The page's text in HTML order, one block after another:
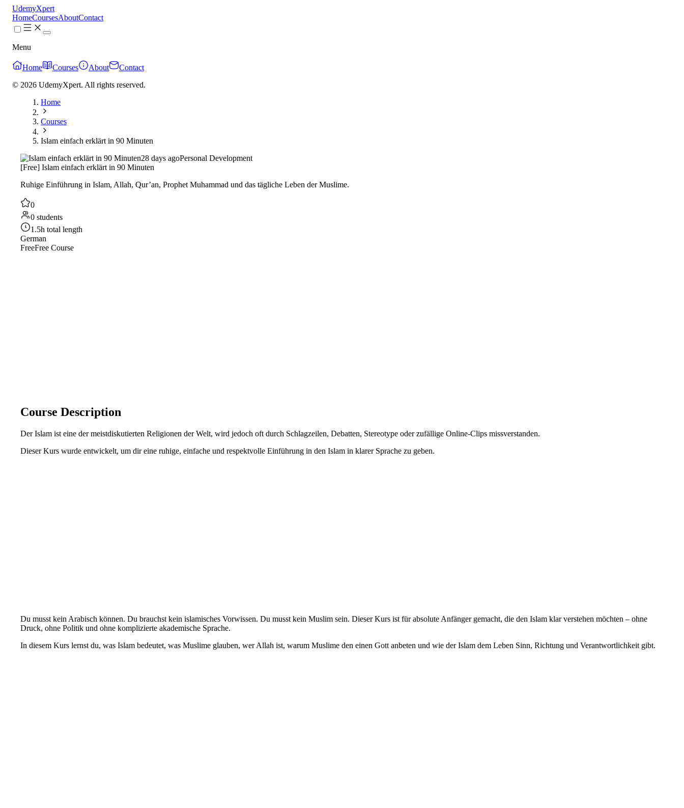
UdemyXpert
HomeCoursesAboutContact
Menu
Home Courses About
Contact
© 2026 UdemyXpert. All rights reserved.
Home
Courses
Islam einfach erklärt in 90 Minuten
28 days agoPersonal Development
[Free] Islam einfach erklärt in 90 Minuten
Ruhige Einführung in Islam, Allah, Qur’an, Prophet Muhammad und das tägliche Leben der Muslime.
0
0 students
1.5h total length
German
FreeFree Course
Course Description
Der Islam ist eine der meistdiskutierten Religionen der Welt, wird jedoch oft durch Schlagzeilen, Debatten, Stereotype oder zufällige Online-Clips missverstanden.
Dieser Kurs wurde entwickelt, um dir eine ruhige, einfache und respektvolle Einführung in den Islam in klarer Sprache zu geben.
Du musst kein Arabisch können. Du brauchst kein islamisches Vorwissen. Du musst kein Muslim sein. Dieser Kurs ist für absolute Anfänger gemacht, die den Islam klar verstehen möchten – ohne
Druck, ohne Politik und ohne komplizierte akademische Sprache.
In diesem Kurs lernst du, was Islam bedeutet, was Muslime glauben, wer Allah ist, warum Muslime den einen Gott anbeten und wie der Islam dem Leben Sinn, Richtung und Verantwortlichkeit gibt.